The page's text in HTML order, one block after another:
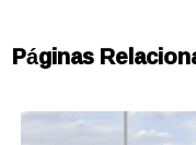
Páginas